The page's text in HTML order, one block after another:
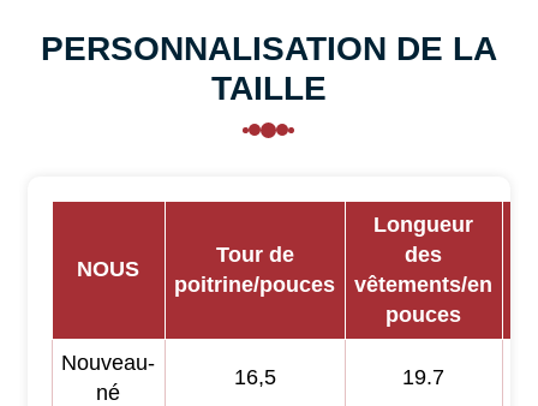
PERSONNALISATION DE LA
TAILLE
NOUS
Tour de
poitrine/pouces
Longueur
des
vêtements/en
pouces
Nouveau-
né
16,5 19.7